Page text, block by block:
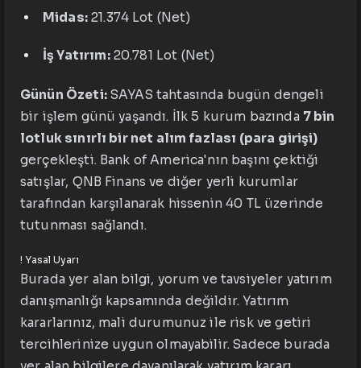
Midas:21.374 Lot (Net)
İş Yatırım:20.781 Lot (Net)
Günün Özeti:SAYAS tahtasında bugün dengeli
bir işlem günü yaşandı. İlk 5 kurum bazında 7 bin
lotluk sınırlı bir net alım fazlası (para girişi)
gerçekleşti. Bank of America'nın başını çektiği
satışlar, QNB Finans ve diğer yerli kurumlar
tarafından karşılanarak hissenin 40 TL üzerinde
tutunması sağlandı.
! Yasal Uyarı
Burada yer alan bilgi, yorum ve tavsiyeler yatırım
danışmanlığı kapsamında değildir. Yatırım
kararlarınız, mali durumunuz ile risk ve getiri
tercihlerinize uygun olmayabilir. Sadece burada